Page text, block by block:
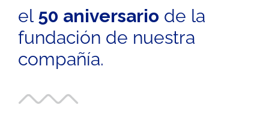
el 50 aniversario de la
fundación de nuestra
compañía.